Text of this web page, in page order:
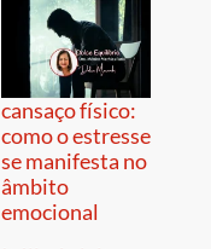
cansaço físico:
como o estresse
se manifesta no
âmbito
emocional